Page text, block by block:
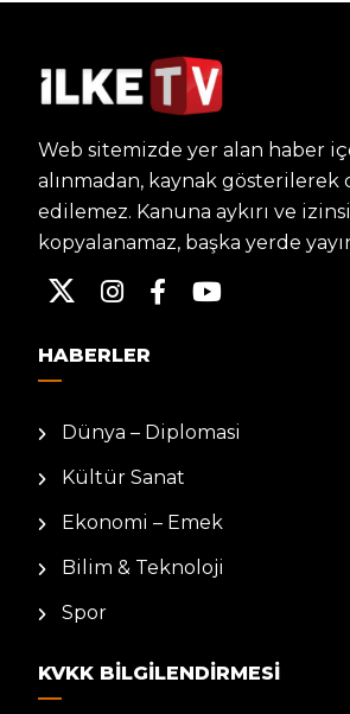
Web sitemizde yer alan haber
alınmadan, kaynak gösterilerek
edilemez. Kanuna aykırı ve
kopyalanamaz, başka yerde
HABERLER
Dünya – Diplomasi
Kültür Sanat
Ekonomi – Emek
Bilim & Teknoloji
Spor
KVKK BILGILENDIRMESI